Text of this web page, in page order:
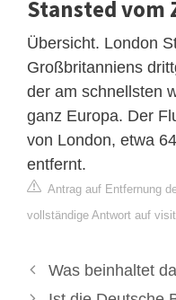
Stansted
Übersicht. London
Großbritanniens
der am schnellsten
ganz Europa. Der
von London, etwa
entfernt.
Antrag auf Entfernung
vollständige Antwort auf
Was beinhaltet